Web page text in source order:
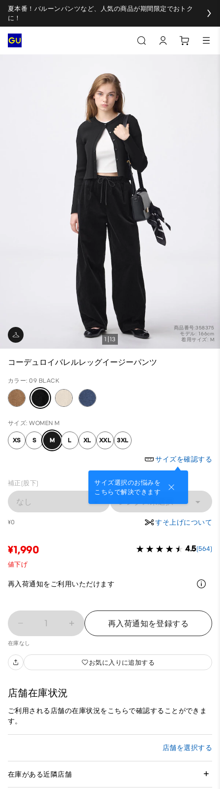
夏本番！バルーンパンツなど、人気の商品が期間限定でおトク
に！
商品番号:358375
モデル: 166cm
着用サイズ: M
1 13
コーデュロイバレルレッグイージーパンツ
カラー: 09 BLACK
サイズ: WOMEN M
XS S M L XL XXL 3XL
サイズを確認する
サイズ選択のお悩みを
こちらで解決できます
補正(股下)
なし レングス未選択
¥0 すそ上げについて
¥1,990 4.5(564)
値下げ
再入荷通知をご利用いただけます
1 再入荷通知を登録する
在庫なし
お気に入りに追加する
店舗在庫状況
ご利用される店舗の在庫状況をこちらで確認することができま
す。
店舗を選択する
在庫がある近隣店舗